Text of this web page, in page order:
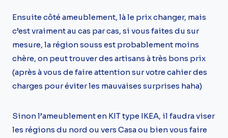
Ensuite côté ameublement, là le prix changer, mais
c’est vraiment au cas par cas, si vous faites du sur
mesure, la région souss est probablement moins
chère, on peut trouver des artisans à très bons prix
(après à vous de faire attention sur votre cahier des
charges pour éviter les mauvaises surprises haha)
Sinon l’ameublement en KIT type IKEA, il faudra viser
les régions du nord ou vers Casa ou bien vous faire